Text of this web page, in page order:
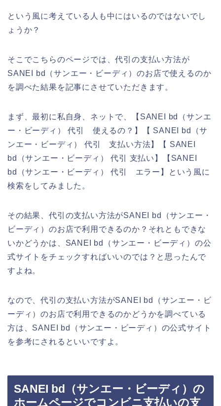
という風に考えている人も中にはいるのではないでし
ょうか？
そこでこちらのページでは、代引の支払い方法が
SANEI bd（サンエー・ビーディ）のお店で使えるのか
を調べた結果を記事にさせていただきます。
まず、最初に私自身、ネットで、【SANEI bd（サンエ
ー・ビーディ） 代引 使えるの？】【 SANEI bd（サ
ンエー・ビーディ） 代引 支払い方法】【 SANEI
bd（サンエー・ビーディ） 代引 支払い】【SANEI
bd（サンエー・ビーディ） 代引 エラー】という風に
検索をしてみました。
その結果、代引の支払い方法がSANEI bd（サンエー・
ビーディ）のお店で利用できるのか？それともできな
いかどうかは、SANEI bd（サンエー・ビーディ）の公
式サイトをチェックすればいいのでは？と思ったんで
すよね。
なので、代引の支払い方法がSANEI bd（サンエー・ビ
ーディ）のお店で利用できるのかどうかを調べている
方は、SANEI bd（サンエー・ビーディ）の公式サイト
を参考にされるといいですよ。
SANEI bd（サンエー・ビーディ）の
ホームページでコンビニ支払いの支